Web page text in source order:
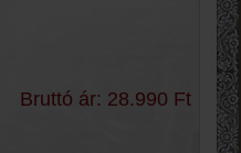
Bruttó ár: 28.990 Ft